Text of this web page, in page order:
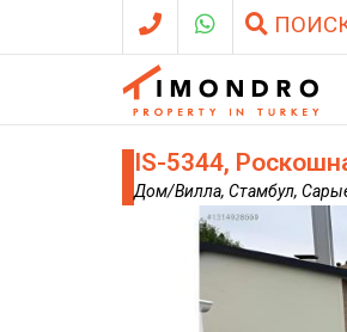
IS-5344,
Дом/Вилла, Стамбул,